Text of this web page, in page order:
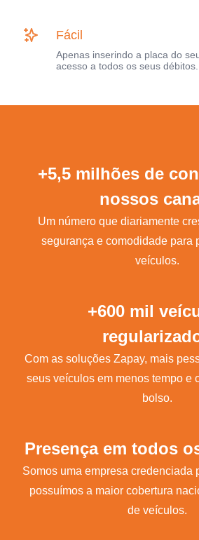
Fácil
Apenas inserindo a placa do
acesso a todos os seus débitos.
+5,5 milhões de
nossos
Um número que diariamente
segurança e comodidade para
veículos.
+600 mil
Com as soluções Zapay, mais
seus veículos em menos tempo e
bolso.
Presença em todos
Somos uma empresa credenciada
possuímos a maior cobertura
de veículos.